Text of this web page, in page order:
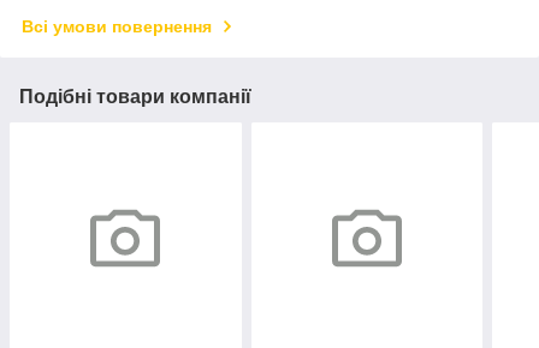
Всі умови повернення
Подібні товари компанії